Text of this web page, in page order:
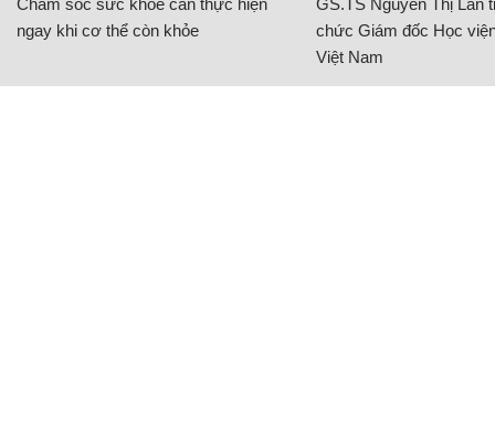
Chăm sóc sức khỏe cần thực hiện
ngay khi cơ thể còn khỏe
GS.TS Nguyễn Thị Lan
chức Giám đốc Học
Việt Nam